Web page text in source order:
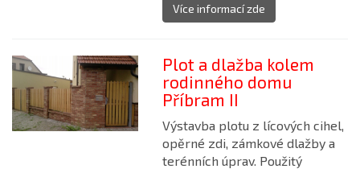
Více informací zde
Plot a dlažba kolem
rodinného domu
Příbram II
Výstavba plotu z lícových cihel,
opěrné zdi, zámkové dlažby a
terénních úprav. Použitý